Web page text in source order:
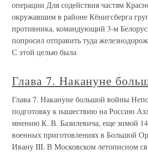
операции Для содействия частям
окружавшим в районе Кёнигсберга
противника, командующий 3-м
попросил отправить туда
С этой целью была
Глава 7. Накануне
Глава 7. Накануне большой войны
подготовку к нашествию на Россию
мнению К. В. Базилевича, еще зимой
военных приготовлениях в Большой
Ивану III. В Московском летописном